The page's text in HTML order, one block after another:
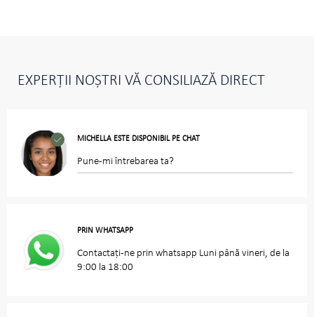
EXPERȚII NOȘTRI VĂ CONSILIAZĂ DIRECT
MICHELLA ESTE DISPONIBIL PE CHAT
Pune-mi întrebarea ta?
PRIN WHATSAPP
Contactați-ne prin whatsapp Luni până vineri, de la
9:00 la 18:00